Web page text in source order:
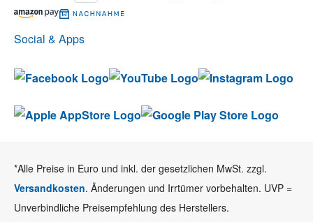
Social & Apps
*Alle Preise in Euro und inkl. der gesetzlichen MwSt. zzgl.
Versandkosten. Änderungen und Irrtümer vorbehalten. UVP =
Unverbindliche Preisempfehlung des Herstellers.